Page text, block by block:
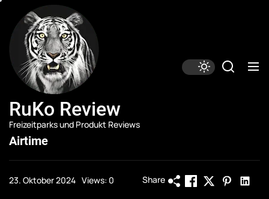
the
content
RuKo Review
Freizeitparks und Produkt Reviews
Airtime
23. Oktober 2024 Views: 0 Share